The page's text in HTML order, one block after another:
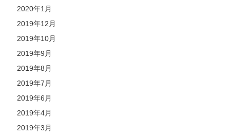
2020年1月
2019年12月
2019年10月
2019年9月
2019年8月
2019年7月
2019年6月
2019年4月
2019年3月